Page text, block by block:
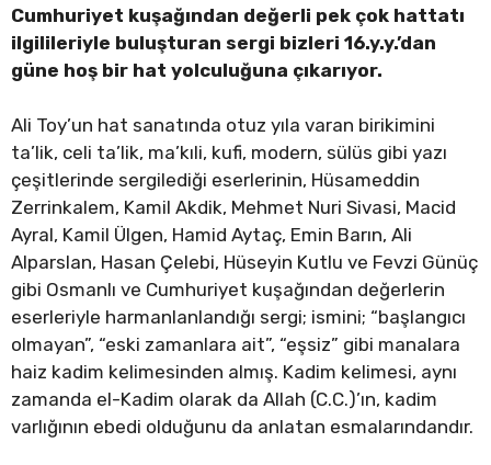
Cumhuriyet kuşağından değerli pek çok hattatı
ilgilileriyle buluşturan sergi bizleri 16.y.y.’dan
güne hoş bir hat yolculuğuna çıkarıyor.
Ali Toy’un hat sanatında otuz yıla varan birikimini
ta’lik, celi ta’lik, ma’kıli, kufi, modern, sülüs gibi yazı
çeşitlerinde sergilediği eserlerinin, Hüsameddin
Zerrinkalem, Kamil Akdik, Mehmet Nuri Sivasi, Macid
Ayral, Kamil Ülgen, Hamid Aytaç, Emin Barın, Ali
Alparslan, Hasan Çelebi, Hüseyin Kutlu ve Fevzi Günüç
gibi Osmanlı ve Cumhuriyet kuşağından değerlerin
eserleriyle harmanlanlandığı sergi; ismini; “başlangıcı
olmayan”, “eski zamanlara ait”, “eşsiz” gibi manalara
haiz kadim kelimesinden almış. Kadim kelimesi, aynı
zamanda el-Kadim olarak da Allah (C.C.)’ın, kadim
varlığının ebedi olduğunu da anlatan esmalarındandır.